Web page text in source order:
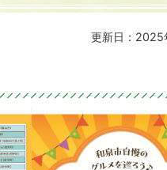
更新日：2025